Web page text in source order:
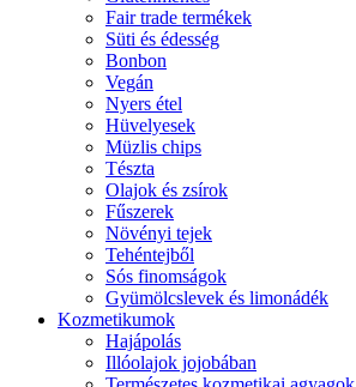
Fair trade termékek
Süti és édesség
Bonbon
Vegán
Nyers étel
Hüvelyesek
Müzlis chips
Tészta
Olajok és zsírok
Fűszerek
Növényi tejek
Tehéntejből
Sós finomságok
Gyümölcslevek és limonádék
Kozmetikumok
Hajápolás
Illóolajok jojobában